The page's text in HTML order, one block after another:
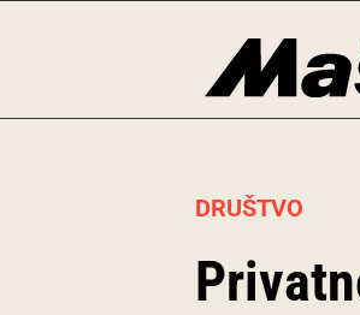
DRUŠTVO